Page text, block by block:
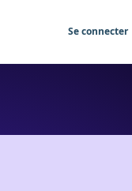
Se connecter